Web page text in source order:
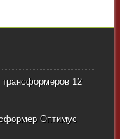
трансформеров 12
Оптимус